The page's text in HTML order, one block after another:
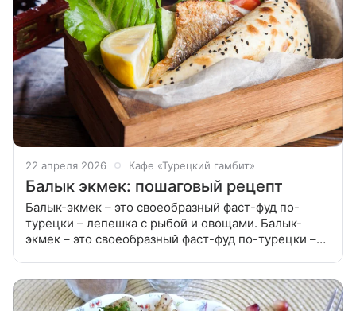
22 апреля 2026 Кафе «Турецкий гамбит»
Балык экмек: пошаговый рецепт
Балык-экмек – это своеобразный фаст-фуд по-
турецки – лепешка с рыбой и овощами. Балык-
экмек – это своеобразный фаст-фуд по-турецки –